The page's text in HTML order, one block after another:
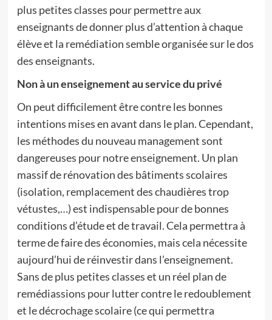
plus petites classes pour permettre aux
enseignants de donner plus d’attention à chaque
élève et la remédiation semble organisée sur le dos
des enseignants.
Non à un enseignement au service du privé
On peut difficilement être contre les bonnes
intentions mises en avant dans le plan. Cependant,
les méthodes du nouveau management sont
dangereuses pour notre enseignement. Un plan
massif de rénovation des bâtiments scolaires
(isolation, remplacement des chaudières trop
vétustes,…) est indispensable pour de bonnes
conditions d’étude et de travail. Cela permettra à
terme de faire des économies, mais cela nécessite
aujourd’hui de réinvestir dans l’enseignement.
Sans de plus petites classes et un réel plan de
remédiassions pour lutter contre le redoublement
et le décrochage scolaire (ce qui permettra